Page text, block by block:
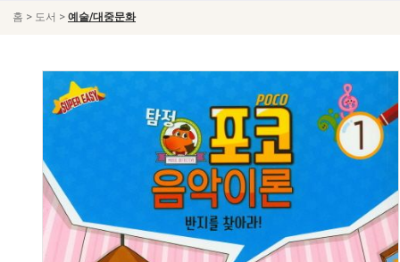
홈 > 도서 > 예술/대중문화